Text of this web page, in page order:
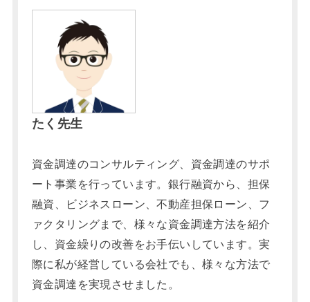
たく先生
資金調達のコンサルティング、資金調達のサポ
ート事業を行っています。銀行融資から、担保
融資、ビジネスローン、不動産担保ローン、フ
ァクタリングまで、様々な資金調達方法を紹介
し、資金繰りの改善をお手伝いしています。実
際に私が経営している会社でも、様々な方法で
資金調達を実現させました。